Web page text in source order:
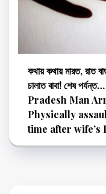
কথায় কথায় মারত, রাত
চালাত বাবা! শেষ
Pradesh Man
Physically
time after wife’s